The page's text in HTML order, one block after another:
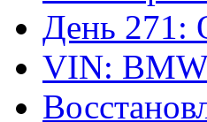
День 271:
VIN: